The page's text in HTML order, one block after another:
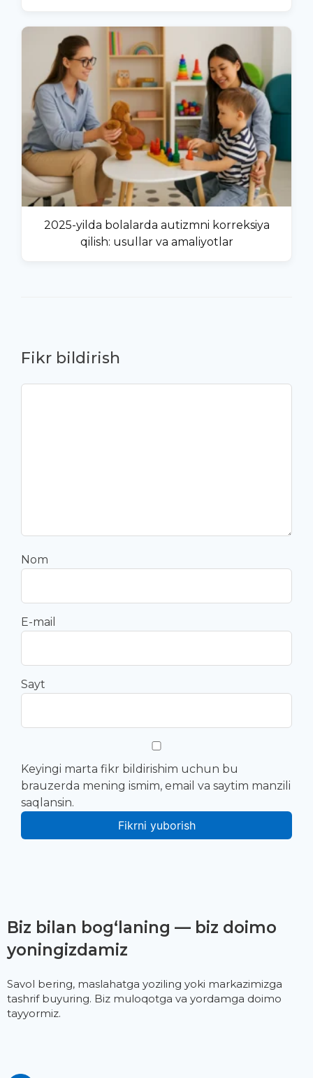
2025-yilda bolalarda autizmni korreksiya
qilish: usullar va amaliyotlar
Fikr bildirish
Nom
E-mail
Sayt
Keyingi marta fikr bildirishim uchun bu
brauzerda mening ismim, email va saytim manzili
saqlansin.
Biz bilan bog‘laning — biz doimo
yoningizdamiz
Savol bering, maslahatga yoziling yoki markazimizga
tashrif buyuring. Biz muloqotga va yordamga doimo
tayyormiz.